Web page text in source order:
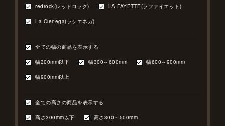
redrock(レッドロック) LA FAYETTE(ラファイエット)
La Cienega(ラシエネガ)
全ての幅の商品を表示する
幅300mm以下 幅300～600mm 幅600～900mm
幅900mm以上
全ての高さの商品を表示する
高さ300mm以下 高さ300～500mm